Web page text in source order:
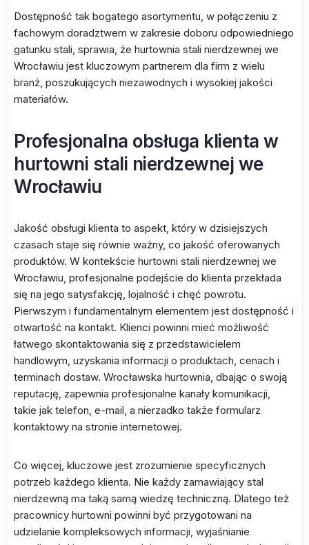
Dostępność tak bogatego asortymentu, w połączeniu z
fachowym doradztwem w zakresie doboru odpowiedniego
gatunku stali, sprawia, że hurtownia stali nierdzewnej we
Wrocławiu jest kluczowym partnerem dla firm z wielu
branż, poszukujących niezawodnych i wysokiej jakości
materiałów.
Profesjonalna obsługa klienta w
hurtowni stali nierdzewnej we
Wrocławiu
Jakość obsługi klienta to aspekt, który w dzisiejszych
czasach staje się równie ważny, co jakość oferowanych
produktów. W kontekście hurtowni stali nierdzewnej we
Wrocławiu, profesjonalne podejście do klienta przekłada
się na jego satysfakcję, lojalność i chęć powrotu.
Pierwszym i fundamentalnym elementem jest dostępność i
otwartość na kontakt. Klienci powinni mieć możliwość
łatwego skontaktowania się z przedstawicielem
handlowym, uzyskania informacji o produktach, cenach i
terminach dostaw. Wrocławska hurtownia, dbając o swoją
reputację, zapewnia profesjonalne kanały komunikacji,
takie jak telefon, e-mail, a nierzadko także formularz
kontaktowy na stronie internetowej.
Co więcej, kluczowe jest zrozumienie specyficznych
potrzeb każdego klienta. Nie każdy zamawiający stal
nierdzewną ma taką samą wiedzę techniczną. Dlatego też
pracownicy hurtowni powinni być przygotowani na
udzielanie kompleksowych informacji, wyjaśnianie